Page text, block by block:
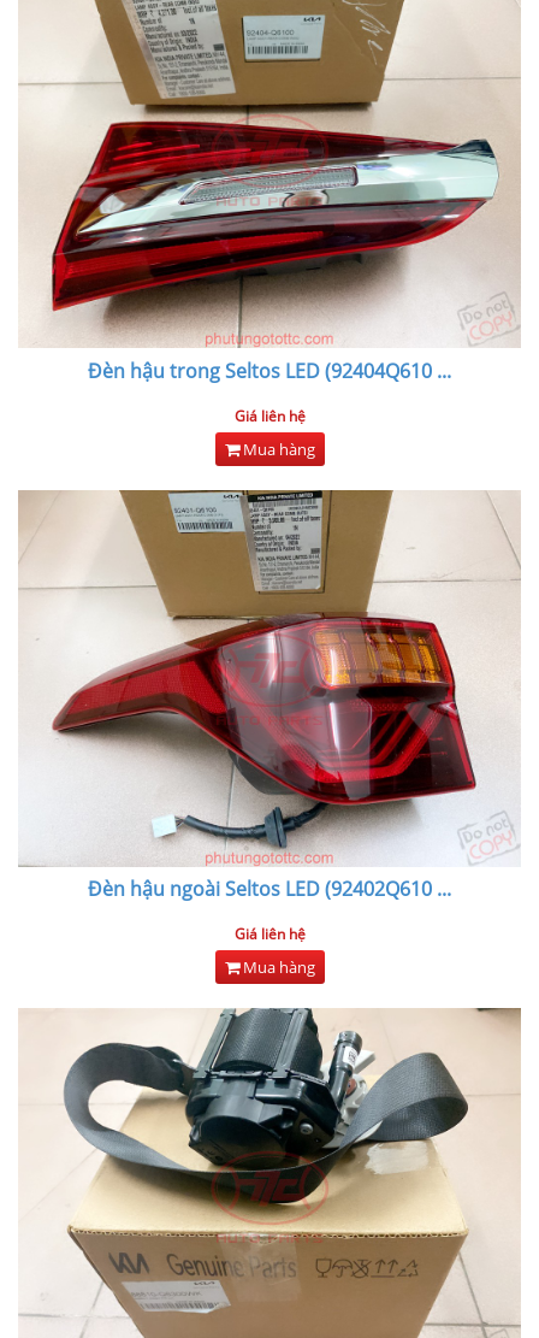
Đèn hậu trong Seltos LED (92404Q610 ...
Giá liên hệ
Mua hàng
Đèn hậu ngoài Seltos LED (92402Q610 ...
Giá liên hệ
Mua hàng